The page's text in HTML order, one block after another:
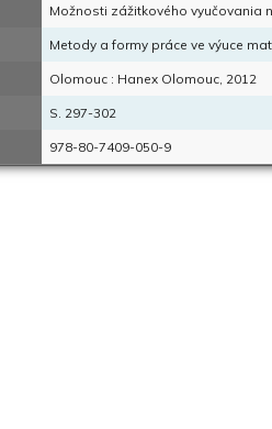
Možnosti zážitkového vyučovania
Metody a formy práce ve výuce
Olomouc : Hanex Olomouc, 2012
S. 297-302
978-80-7409-050-9